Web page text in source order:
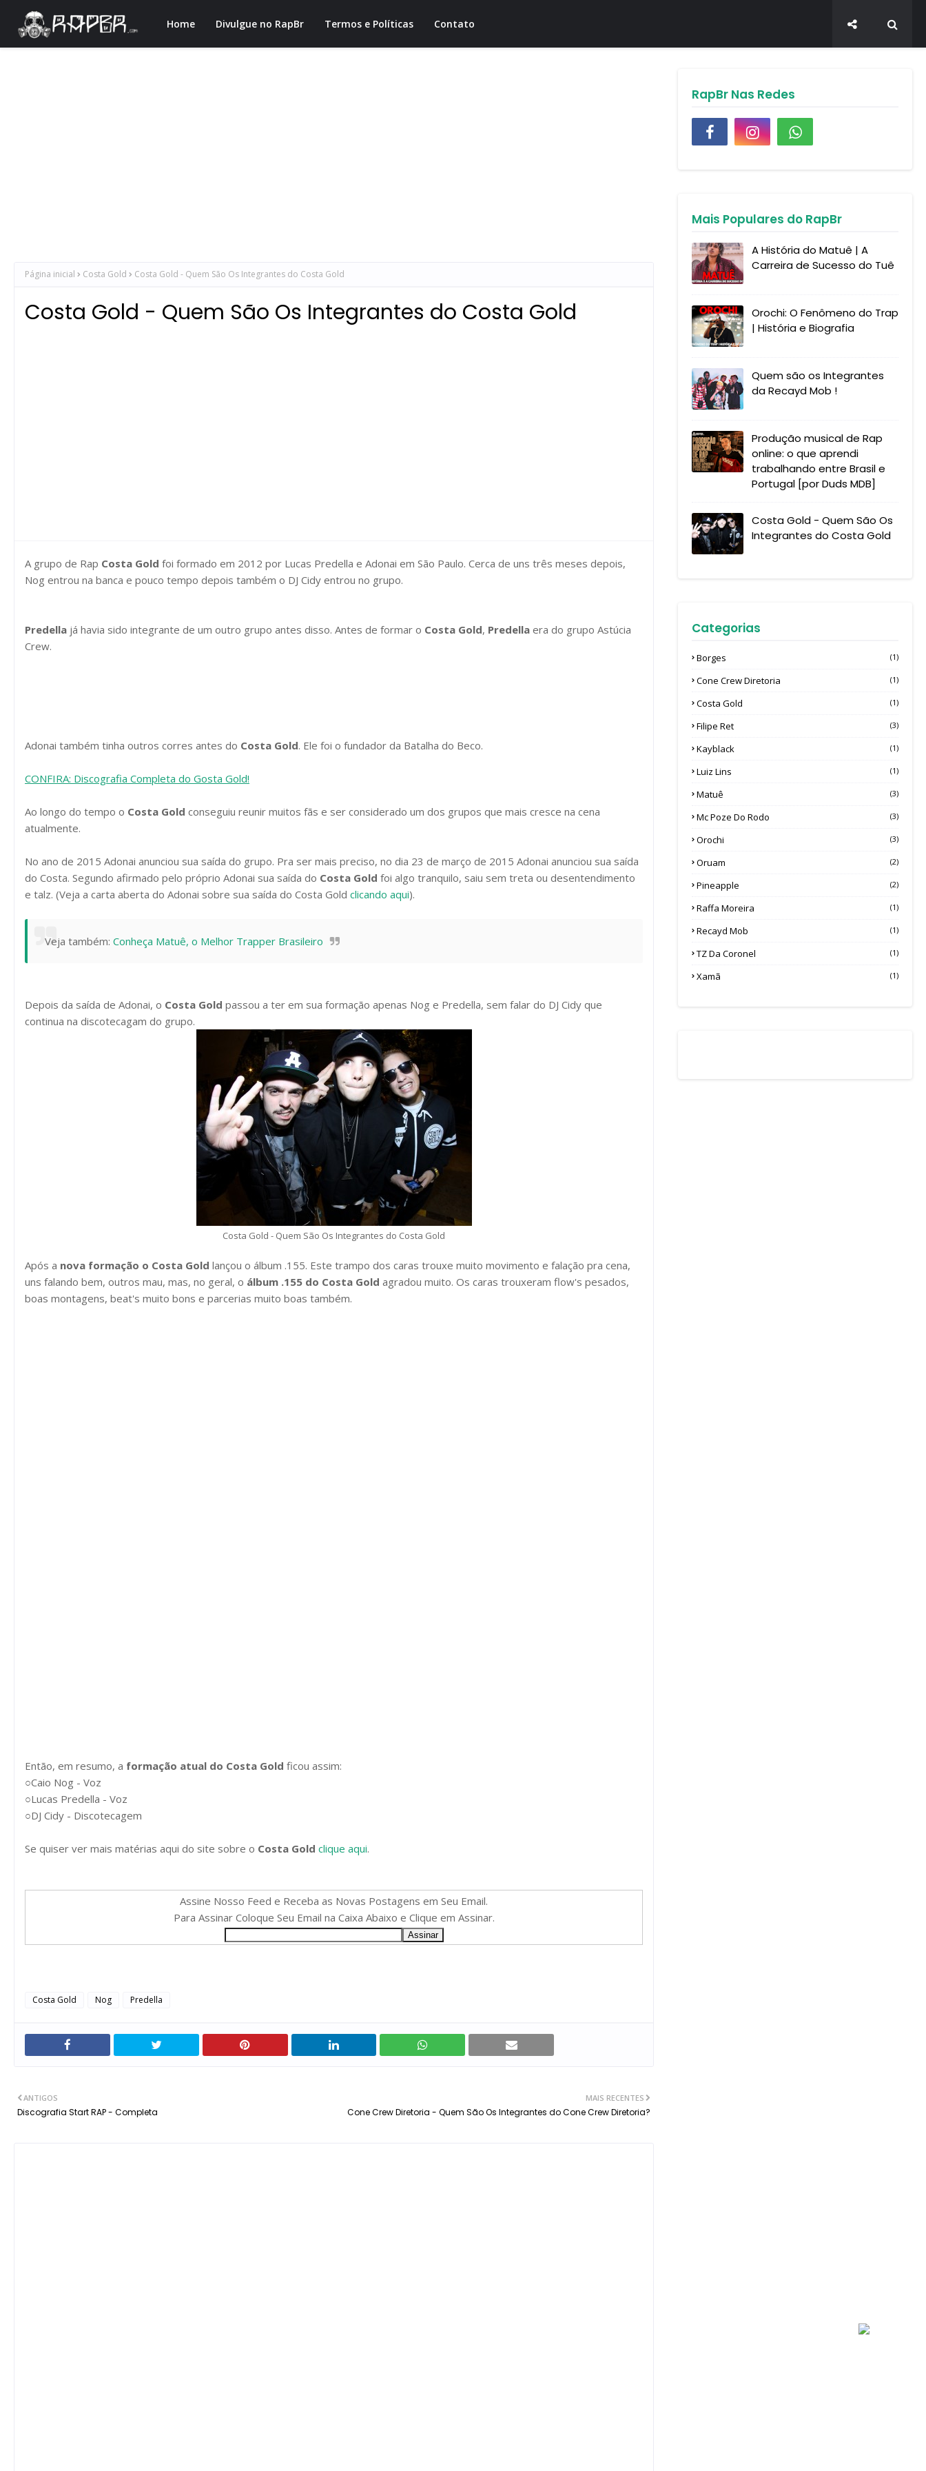
Home Divulgue no RapBr Termos e Políticas Contato
Página inicial Costa Gold Costa Gold - Quem São Os Integrantes do Costa Gold
Costa Gold - Quem São Os Integrantes do Costa Gold
A grupo de Rap Costa Gold foi formado em 2012 por Lucas Predella e Adonai em São Paulo. Cerca de uns três meses depois,
Nog entrou na banca e pouco tempo depois também o DJ Cidy entrou no grupo.
Predella já havia sido integrante de um outro grupo antes disso. Antes de formar o Costa Gold, Predella era do grupo Astúcia
Crew.
Adonai também tinha outros corres antes do Costa Gold. Ele foi o fundador da Batalha do Beco.
CONFIRA: Discografia Completa do Gosta Gold!
Ao longo do tempo o Costa Gold conseguiu reunir muitos fãs e ser considerado um dos grupos que mais cresce na cena
atualmente.
No ano de 2015 Adonai anunciou sua saída do grupo. Pra ser mais preciso, no dia 23 de março de 2015 Adonai anunciou sua saída
do Costa. Segundo afirmado pelo próprio Adonai sua saída do Costa Gold foi algo tranquilo, saiu sem treta ou desentendimento
e talz. (Veja a carta aberta do Adonai sobre sua saída do Costa Gold clicando aqui).
Veja também: Conheça Matuê, o Melhor Trapper Brasileiro
Depois da saída de Adonai, o Costa Gold passou a ter em sua formação apenas Nog e Predella, sem falar do DJ Cidy que
continua na discotecagam do grupo.
Costa Gold - Quem São Os Integrantes do Costa Gold
Após a nova formação o Costa Gold lançou o álbum .155. Este trampo dos caras trouxe muito movimento e falação pra cena,
uns falando bem, outros mau, mas, no geral, o álbum .155 do Costa Gold agradou muito. Os caras trouxeram flow's pesados,
boas montagens, beat's muito bons e parcerias muito boas também.
Então, em resumo, a formação atual do Costa Gold ficou assim:
○Caio Nog - Voz
○Lucas Predella - Voz
○DJ Cidy - Discotecagem
Se quiser ver mais matérias aqui do site sobre o Costa Gold clique aqui.
Assine Nosso Feed e Receba as Novas Postagens em Seu Email.
Para Assinar Coloque Seu Email na Caixa Abaixo e Clique em Assinar.
Costa Gold Nog Predella
MAIS RECENTES
Cone Crew Diretoria - Quem São Os Integrantes do Cone Crew Diretoria?
ANTIGOS
Discografia Start RAP - Completa
RapBr Nas Redes
Mais Populares do RapBr
A História do Matuê | A
Carreira de Sucesso do Tuê
Orochi: O Fenômeno do Trap
| História e Biografia
Quem são os Integrantes
da Recayd Mob !
Produção musical de Rap
online: o que aprendi
trabalhando entre Brasil e
Portugal [por Duds MDB]
Costa Gold - Quem São Os
Integrantes do Costa Gold
Categorias
Borges (1)
Cone Crew Diretoria (1)
Costa Gold (1)
Filipe Ret (3)
Kayblack (1)
Luiz Lins (1)
Matuê (3)
Mc Poze Do Rodo (3)
Orochi (3)
Oruam (2)
Pineapple (2)
Raffa Moreira (1)
Recayd Mob (1)
TZ Da Coronel (1)
Xamã (1)